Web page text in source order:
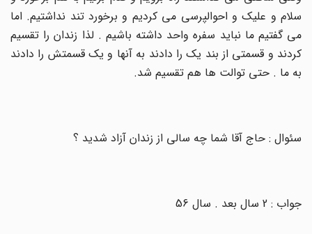
سلام و علیک و احوالپرسی می کردیم و برخورد تند نداشتیم. اما
می گفتیم ما نباید سفره واحد داشته باشیم . لذا زندان را تقسیم
کردند و قسمتی از بند یک را دادند به آنها و یک قسمتش را دادند
به ما . حتی توالت ها هم تقسیم شد.
سئوال : حاج آقا شما چه سالی از زندان آزاد شدید ؟
جواب : 2 سال بعد . سال 56